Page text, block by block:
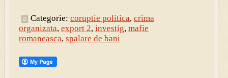
Categorie: coruptie politica, crima
organizata, export 2, investig, mafie
romaneasca, spalare de bani